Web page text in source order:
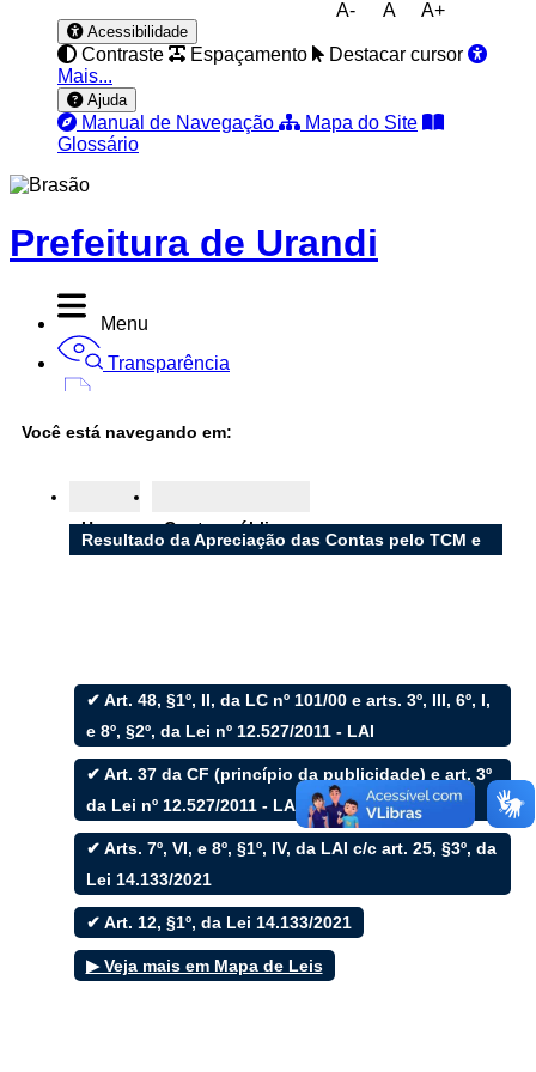
A- A A+
Acessibilidade
Contraste Espaçamento
Destacar cursor
Mais...
Ajuda
Manual de Navegação
Mapa do Site
Glossário
Prefeitura de Urandi
Menu
Transparência
Ouvidoria
e-SIC
Filtrar por todos
Acesso à Informação
Cidadão
Empresas
Fotos
Notícias
Secretarias
Servidor
Transparência
Turistas
Videos
Áudios
Você está navegando em:
Home Contas públicas
Resultado da Apreciação das Contas pelo TCM e
✔ Art. 48, §1º, II, da LC nº 101/00 e arts. 3º, III, 6º, I,
e 8º, §2º, da Lei nº 12.527/2011 - LAI
✔ Art. 37 da CF (princípio da publicidade) e art. 3º
da Lei nº 12.527/2011 - LAI
✔ Arts. 7º, VI, e 8º, §1º, IV, da LAI c/c art. 25, §3º, da
Lei 14.133/2021
✔ Art. 12, §1º, da Lei 14.133/2021
▶ Veja mais em Mapa de Leis